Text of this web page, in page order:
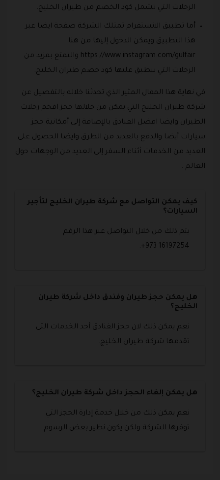
الرحلات التي تشمل كود الخصم من طيران الخليج.
أما تطبيق الانستقرام تمتلك الشركة صفحة ايضا عبر
هذا التطبيق ويمكن الدخول إليها من هنا
https://www.instagram.com/gulfair والتمتع بمزيد من
الرحلات التي ينطبق عليها كود خصم طيران الخليج.
في نهاية هذا المقال المثير الذي تحدثنا خلاله بالتفصيل عن
شركة طيران الخليج التي يمكن من خلالها حجز افخم رحلات
الطيران وايضا افضل الفنادق بالإضافة إلى أمكانية حجز
سيارات أيضا والدفع بالعديد من الطرق وايضا الحصول على
العديد من الخدمات أثناء السفر إلى العديد من الوجهات حول
العالم .
كيف يمكن التواصل مع شركة طيران الخليج لتأجير
السيارات؟
يتم ذلك من خلال التواصل عبر هذا الرقم
16197254 973+.
هل يمكن حجز طيران وفندق داخل شركة طيران
الخليج؟
نعم يمكن ذلك لان حجز الفنادق أحد الخدمات التي
تقدمها شركة طيران الخليج.
هل يمكن إلغاء الحجز داخل شركة طيران الخليج؟
نعم يمكن ذلك من خلال خدمة إدارة الحجز التي
توفرها الشركة ولكن يكون نظير بعض الرسوم.